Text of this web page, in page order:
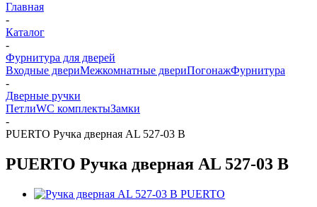
Главная
-
Каталог
-
Фурнитура для дверей
Входные двериМежкомнатные двериПогонажФурнитура
-
Дверные ручки
ПетлиWC комплектыЗамки
-
PUERTO Ручка дверная AL 527-03 B
PUERTO Ручка дверная AL 527-03 B